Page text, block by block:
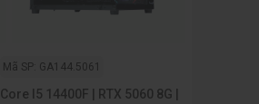
Mã SP: GA144.5061
Core I5 14400F | RTX 5060 8G |